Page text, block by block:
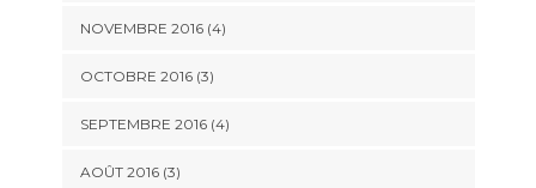
NOVEMBRE 2016(4)
OCTOBRE 2016(3)
SEPTEMBRE 2016(4)
AOÛT 2016(3)